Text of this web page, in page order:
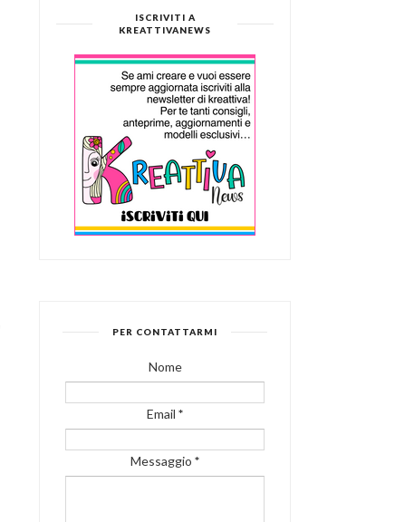
ISCRIVITI A
KREATTIVANEWS
PER CONTATTARMI
Nome
Email*
Messaggio*